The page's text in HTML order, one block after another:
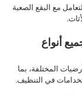
مع البقع الصعبة
أنواع
المختلفة، بما
في التنظيف.